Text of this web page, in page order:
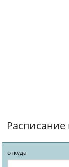
откуда